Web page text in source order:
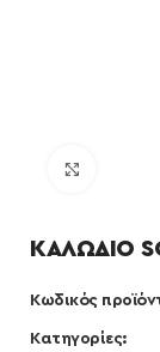
ΚΑΛΩΔΙΟ
Κωδικός
Κατηγορίες: